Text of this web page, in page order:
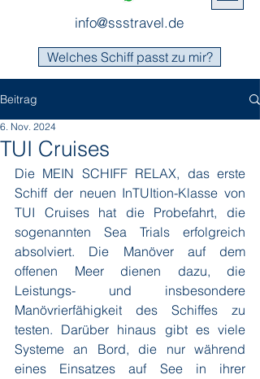
info@ssstravel.de
Welches Schiff passt zu mir?
Beitrag
TUI Cruises
6. Nov. 2024
Die MEIN SCHIFF RELAX, das erste
Schiff der neuen InTUItion-Klasse von
TUI Cruises hat die Probefahrt, die
sogenannten Sea Trials erfolgreich
absolviert. Die Manöver auf dem
offenen Meer dienen dazu, die
Leistungs- und insbesondere
Manövrierfähigkeit des Schiffes zu
testen. Darüber hinaus gibt es viele
Systeme an Bord, die nur während
eines Einsatzes auf See in ihrer